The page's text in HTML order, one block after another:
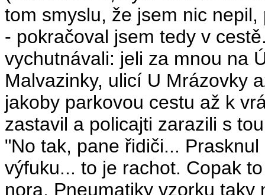
tom smyslu, že jsem nic
- pokračoval jsem tedy v
vychutnávali: jeli za mnou na
Malvazinky, ulicí U Mrázovky
jakoby parkovou cestu až k
zastavil a policajti zarazili s
"No tak, pane řidiči...
výfuku... to je rachot. Copak
nora. Pneumatiky vzorku taky